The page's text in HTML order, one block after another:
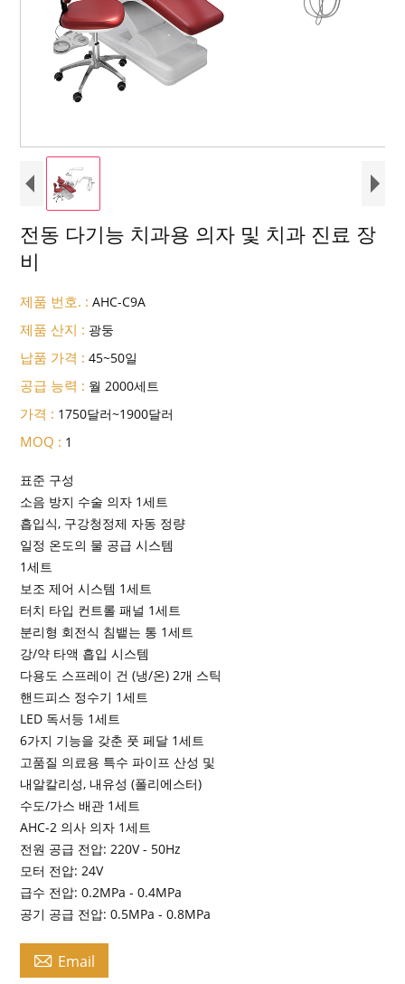
전동 다기능 치과용 의자 및 치과 진료 장
비
제품 번호. : AHC-C9A
제품 산지 : 광둥
납품 가격 : 45~50일
공급 능력 : 월 2000세트
가격 : 1750달러~1900달러
MOQ : 1
표준 구성
소음 방지 수술 의자 1세트
흡입식, 구강청정제 자동 정량
일정 온도의 물 공급 시스템
1세트
보조 제어 시스템 1세트
터치 타입 컨트롤 패널 1세트
분리형 회전식 침뱉는 통 1세트
강/약 타액 흡입 시스템
다용도 스프레이 건 (냉/온) 2개 스틱
핸드피스 정수기 1세트
LED 독서등 1세트
6가지 기능을 갖춘 풋 페달 1세트
고품질 의료용 특수 파이프 산성 및
내알칼리성, 내유성 (폴리에스터)
수도/가스 배관 1세트
AHC-2 의사 의자 1세트
전원 공급 전압: 220V - 50Hz
모터 전압: 24V
급수 전압: 0.2MPa - 0.4MPa
공기 공급 전압: 0.5MPa - 0.8MPa
 Email